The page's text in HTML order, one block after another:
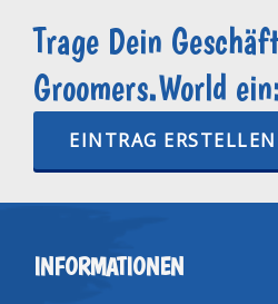
Trage Dein
Groomers.World
EINTRAG ERSTELLEN
INFORMATIONEN